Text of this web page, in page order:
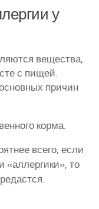
у
вещества,
с пищей.
причин
корма.
всего, если
«аллергики», то